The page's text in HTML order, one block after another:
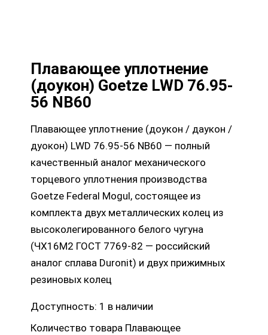
Плавающее уплотнение
(доукон) Goetze LWD 76.95-
56 NB60
Плавающее уплотнение (доукон / даукон /
дуокон) LWD 76.95-56 NB60 — полный
качественный аналог механического
торцевого уплотнения производства
Goetze Federal Mogul, состоящее из
комплекта двух металлических колец из
высоколегированного белого чугуна
(ЧХ16М2 ГОСТ 7769-82 — российский
аналог сплава Duronit) и двух прижимных
резиновых колец
Доступность: 1 в наличии
Количество товара Плавающее